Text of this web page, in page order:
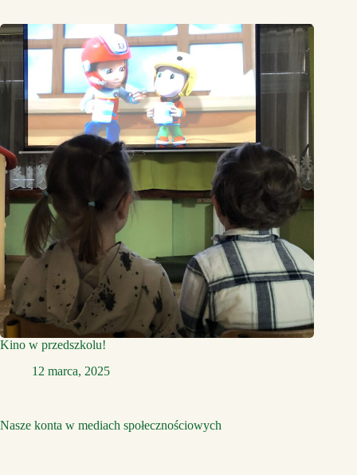
Kino w przedszkolu!
12 marca, 2025
Nasze konta w mediach społecznościowych